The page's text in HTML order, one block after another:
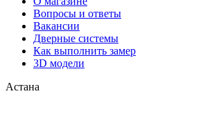
Вопросы и ответы
Вакансии
Дверные системы
Как выполнить замер
3D модели
Астана